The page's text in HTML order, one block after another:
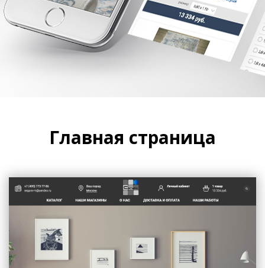
Главная страница